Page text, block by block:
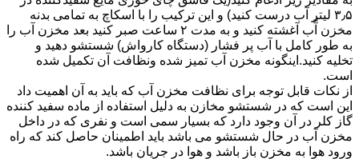
۳٫۵ لیتر آب درست کنید) و این ترکیب را با اسکاچ به تمامی بدنه
مخزن آّب آغشته کنید و به مدت ۲ ساعت صبر کنید بعد مخزن آب را
به طور کامل با آب پر فشار (دستگاه کارواش) شستشو دهید و
تخلیه کنید.اینگونه مخزن آب تمیز شده ونظافت آن تکمیل شده
است.
از نکات قابل توجه برای نظافت مخزن آب که باید به آن اهمیت داد
این است که در شستشو مخازن به دلیل استفاده از ماده سفید کننده
گاز کلر در آن وجود دارد که بسیار سمی است و نفری که در داخل
مخزن آب در حال شستشو می باشد باید اطمینان حاصل کند که راه
ورود هوا به مخزن باز باشد و هوا در جریان باشد.